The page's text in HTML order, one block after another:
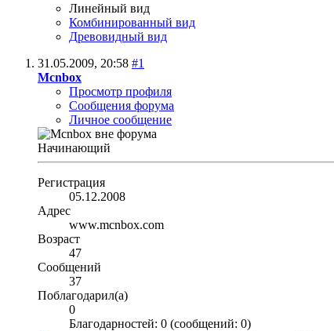
Линейный вид
Комбинированный вид
Древовидный вид
31.05.2009, 20:58 #1
Mcnbox
Просмотр профиля
Сообщения форума
Личное сообщение
Начинающий
Регистрация
05.12.2008
Адрес
www.mcnbox.com
Возраст
47
Сообщений
37
Поблагодарил(а)
0
Благодарностей: 0 (сообщений: 0)